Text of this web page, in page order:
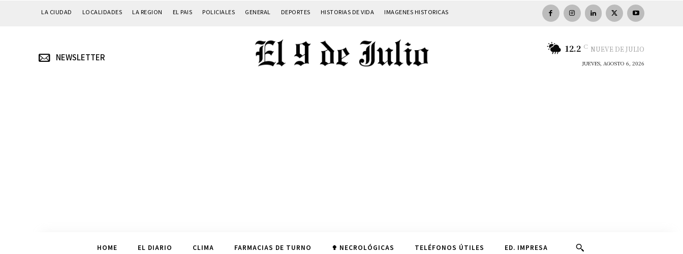
LA CIUDAD LOCALIDADES LA REGION EL PAIS POLICIALES GENERAL DEPORTES HISTORIAS DE VIDA IMAGENES HISTORICAS
NEWSLETTER
12.2 C NUEVE DE JULIO
JUEVES, AGOSTO 6, 2026
HOME EL DIARIO CLIMA FARMACIAS DE TURNO ✟ NECROLÓGICAS TELÉFONOS ÚTILES ED. IMPRESA